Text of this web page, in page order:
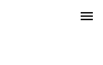
menu